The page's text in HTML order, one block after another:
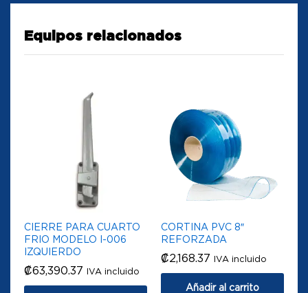
Equipos relacionados
CIERRE PARA CUARTO
FRIO MODELO I-006
IZQUIERDO
₡63,390.37 IVA incluido
CORTINA PVC 8″
REFORZADA
₡2,168.37 IVA incluido
Añadir al carrito